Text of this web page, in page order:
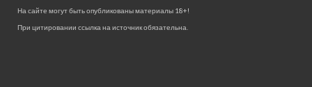
На сайте могут быть опубликованы материалы 18+!
При цитировании ссылка на источник обязательна.